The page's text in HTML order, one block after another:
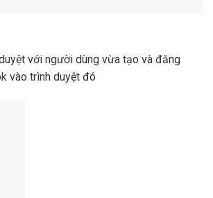
với người dùng vừa tạo và đăng
vào trình duyệt đó